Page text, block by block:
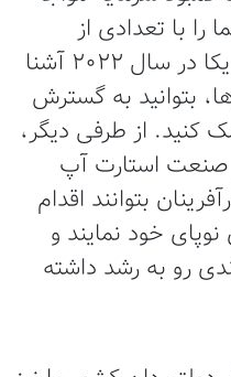
با تعدادی از
برترین استارت آپ‌ های آمریکا در سال ۲۰۲۲ آشنا
بتوانید به گسترش
از طرفی دیگر،
صنعت استارت آپ
بتوانند اقدام
خود نمایند و
رو به رشد داشته